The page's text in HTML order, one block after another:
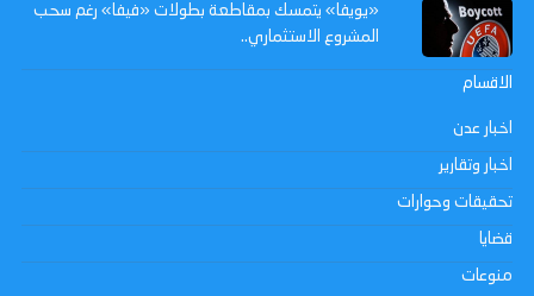
«يويفا» يتمسك بمقاطعة بطولات «فيفا» رغم سحب
المشروع الاستثماري..
الاقسام
اخبار عدن
اخبار وتقارير
تحقيقات وحوارات
قضايا
منوعات